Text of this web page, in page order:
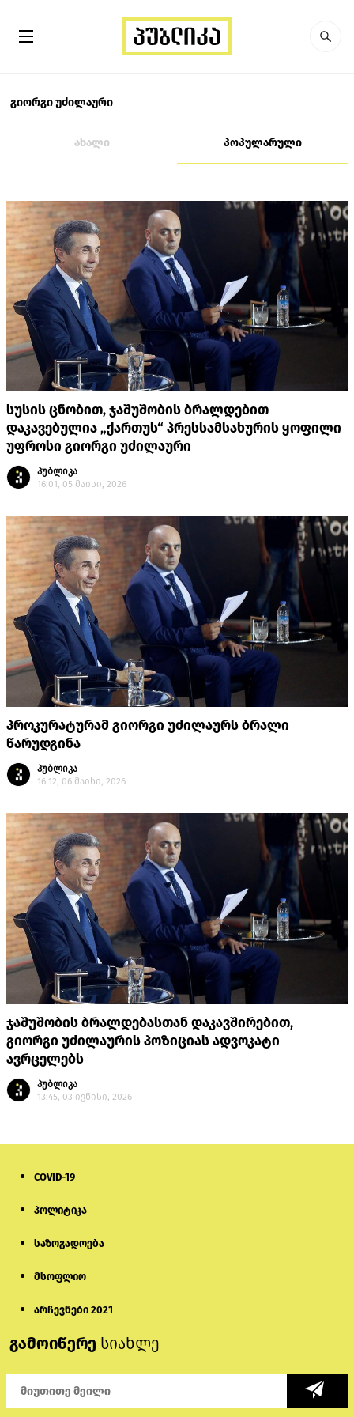
გიორგი უძილაური
ახალი პოპულარული
სუსის ცნობით, ჯაშუშობის ბრალდებით
დაკავებულია „ქართუს“ პრესსამსახურის ყოფილი
უფროსი გიორგი უძილაური
პუბლიკა
16:01, 05 მაისი, 2026
პროკურატურამ გიორგი უძილაურს ბრალი
წარუდგინა
პუბლიკა
16:12, 06 მაისი, 2026
ჯაშუშობის ბრალდებასთან დაკავშირებით,
გიორგი უძილაურის პოზიციას ადვოკატი
ავრცელებს
პუბლიკა
13:45, 03 ივნისი, 2026
COVID-19
პოლიტიკა
საზოგადოება
მსოფლიო
არჩევნები 2021
გამოიწერე სიახლე